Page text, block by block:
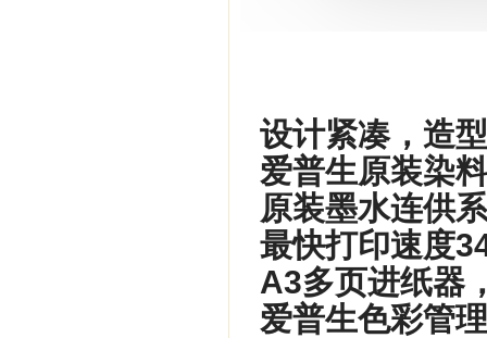
设计紧凑，造
爱普生原装染
原装墨水连供
最快打印速度
A3多页进纸器
爱普生色彩管